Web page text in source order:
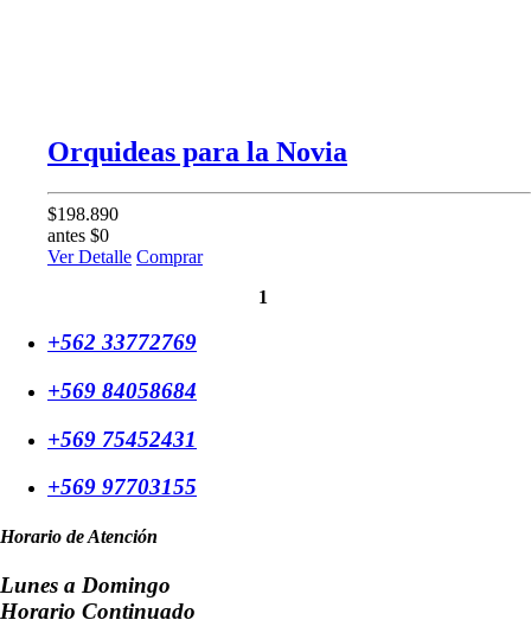
Orquideas para la Novia
$198.890
antes $0
Ver Detalle Comprar
1
+562 33772769
+569 84058684
+569 75452431
+569 97703155
Horario de Atención
Lunes a Domingo
Horario Continuado